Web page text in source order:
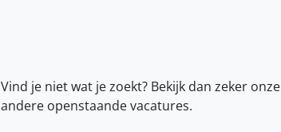
Vind je niet wat je zoekt? Bekijk dan zeker onze
andere openstaande vacatures.